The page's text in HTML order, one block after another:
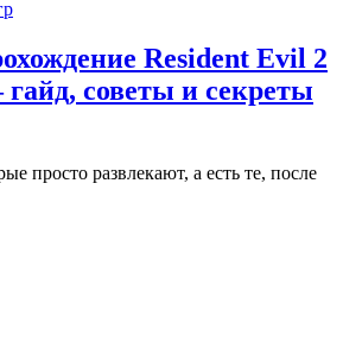
Resident Evil 2
советы и секреты
просто развлекают, а есть те, после